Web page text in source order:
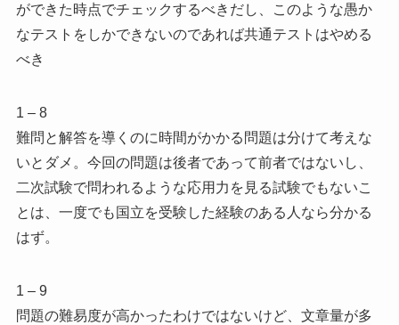
ができた時点でチェックするべきだし、このような愚か
なテストをしかできないのであれば共通テストはやめる
べき
1 – 8
難問と解答を導くのに時間がかかる問題は分けて考えな
いとダメ。今回の問題は後者であって前者ではないし、
二次試験で問われるような応用力を見る試験でもないこ
とは、一度でも国立を受験した経験のある人なら分かる
はず。
1 – 9
問題の難易度が高かったわけではないけど、文章量が多